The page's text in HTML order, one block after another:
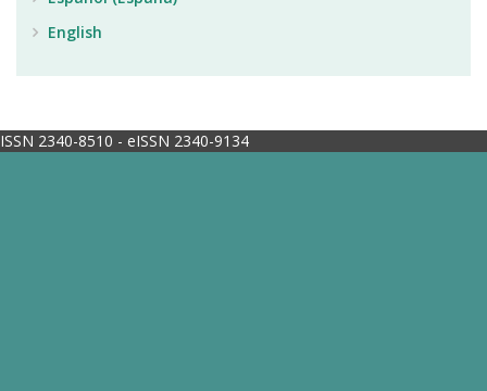
English
ISSN 2340-8510 - eISSN 2340-9134